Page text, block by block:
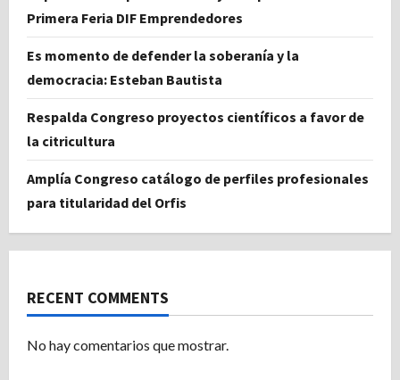
Primera Feria DIF Emprendedores
Es momento de defender la soberanía y la
democracia: Esteban Bautista
Respalda Congreso proyectos científicos a favor de
la citricultura
Amplía Congreso catálogo de perfiles profesionales
para titularidad del Orfis
RECENT COMMENTS
No hay comentarios que mostrar.